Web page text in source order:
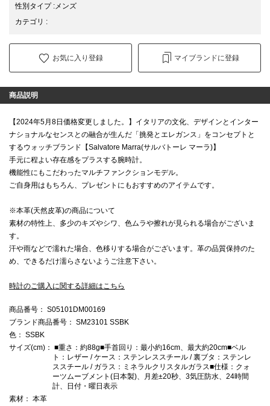
性別タイプ: メンズ
カテゴリ :
お気に入り登録 マイブランドに登録
商品説明
【2024年5月8日価格変更しました。】 イタリアの文化、デザインとインター
ナショナルなセンスとの融合が生んだ「挑発とエレガンス」をコンセプトと
するウォッチブランド【Salvatore Marra(サルバトーレ マーラ)】
手元に程よい存在感をプラスする腕時計。
機能性にもこだわったマルチファンクションモデル。
ご自身用はもちろん、プレゼントにもおすすめのアイテムです。
※本革(天然皮革)の商品について
素材の特性上、多少のキズやシワ、色ムラや擦れが見られる場合がございま
す。
汗や雨などで濡れた場合、色移りする場合がございます。革の品質保持のた
め、できるだけ濡らさないようご注意下さい。
時計のご購入に関する詳細はこちら
商品番号 ： S05101DM00169
ブランド商品番号 ： SM23101 SSBK
色 ： SSBK
サイズ(cm) ： ■重さ：約88g■手首回り：最小約16cm、最大約20cm■ベル
ト：レザー / ケース：ステンレススチール / 裏ブタ：ステンレ
ススチール / ガラス：ミネラルクリスタルガラス■仕様：クォ
ーツムーブメント(日本製)、月差±20秒、3気圧防水、24時間
計、日付・曜日表示
素材 ： 本革